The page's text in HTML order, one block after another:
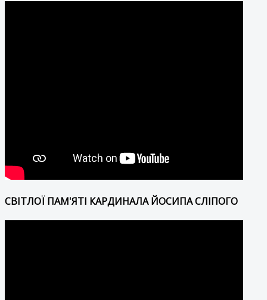
СВІТЛОЇ ПАМ'ЯТІ КАРДИНАЛА ЙОСИПА СЛІПОГО